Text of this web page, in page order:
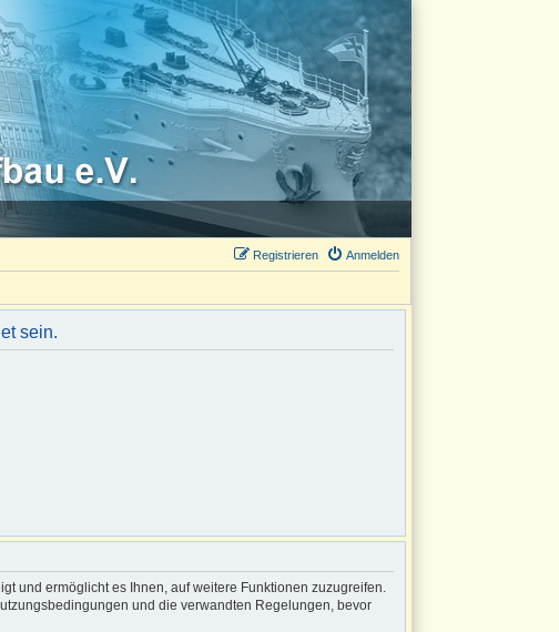
Anmelden
Registrieren
sein.
und ermöglicht es Ihnen, auf weitere Funktionen zuzugreifen.
und die verwandten Regelungen, bevor